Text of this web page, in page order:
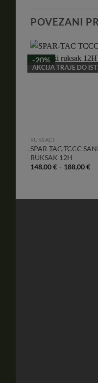
POVEZANI
-20%
AKCIJA TRAJE DO
RUKSACI
SPAR-TAC TCCC
RUKSAK 12H
148,00€– 188,00€